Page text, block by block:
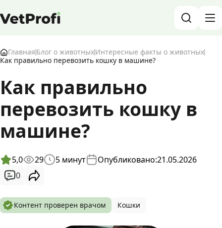
База знаний о животных и ветеринарии
Войти
Главная Блог о животныхИнтересные факты о животных
Как правильно перевозить кошку в машине?
Как правильно
перевозить кошку в
машине?
5,0 29 5 минут Опубликовано:21.05.2026
0
Контент проверен врачом Кошки